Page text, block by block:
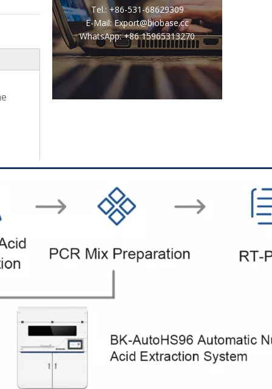
Tel.: +86-531-68629309
E-Mail: Export@biobase.cc
WhatsApp: +86 15965313270